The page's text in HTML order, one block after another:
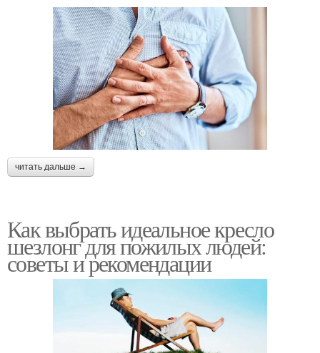
читать дальше →
Как выбрать идеальное кресло
шезлонг для пожилых людей:
советы и рекомендации